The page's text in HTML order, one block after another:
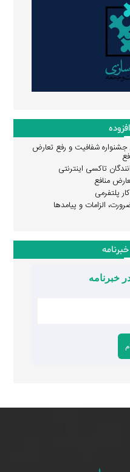
شفافیت و رفع تعارض
تاکسی اینترنتی
منافع
پلتفرمی
الزامات و پیامدها
خبرنامه